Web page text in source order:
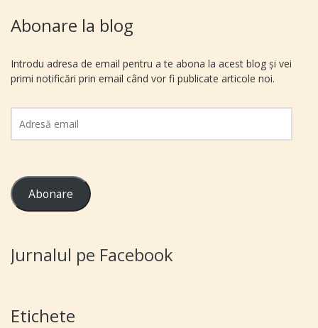
Abonare la blog
Introdu adresa de email pentru a te abona la acest blog și vei
primi notificări prin email când vor fi publicate articole noi.
email
Abonare
Jurnalul pe Facebook
Etichete